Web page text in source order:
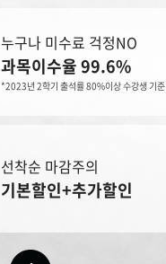
누구나 미수료 걱정NO
과목이수율 99.6%
*2023년 2학기 출석률 80%이상 수강생 기준
선착순 마감주의
기본할인+추가할인